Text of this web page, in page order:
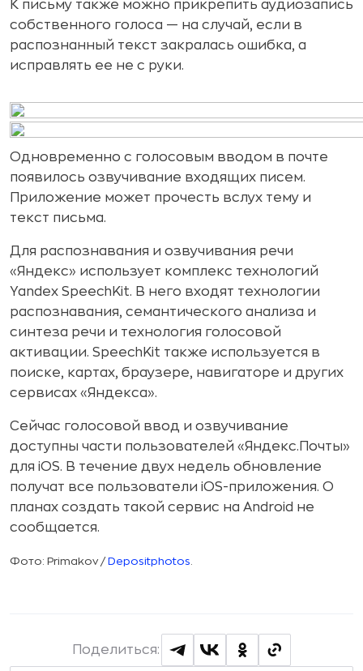
К письму также можно прикрепить аудиозапись
собственного голоса — на случай, если в
распознанный текст закралась ошибка, а
исправлять ее не с руки.
Одновременно с голосовым вводом в почте
появилось озвучивание входящих писем.
Приложение может прочесть вслух тему и
текст письма.
Для распознавания и озвучивания речи
«Яндекс» использует комплекс технологий
Yandex SpeechKit. В него входят технологии
распознавания, семантического анализа и
синтеза речи и технология голосовой
активации. SpeechKit также используется в
поиске, картах, браузере, навигаторе и других
сервисах «Яндекса».
Сейчас голосовой ввод и озвучивание
доступны части пользователей «Яндекс.Почты»
для iOS. В течение двух недель обновление
получат все пользователи iOS-приложения. О
планах создать такой сервис на Android не
сообщается.
Фото: Primakov /Depositphotos
Поделиться: